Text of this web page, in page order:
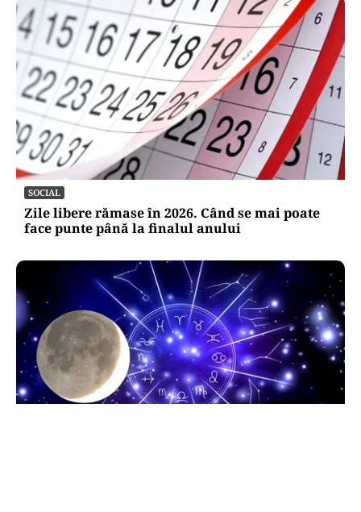
SOCIAL
Zile libere rămase în 2026. Când se mai poate
face punte până la finalul anului